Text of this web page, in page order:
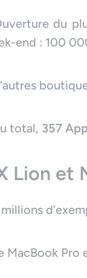
du
end : 100
total, 357
Lion et
MacBook Pro